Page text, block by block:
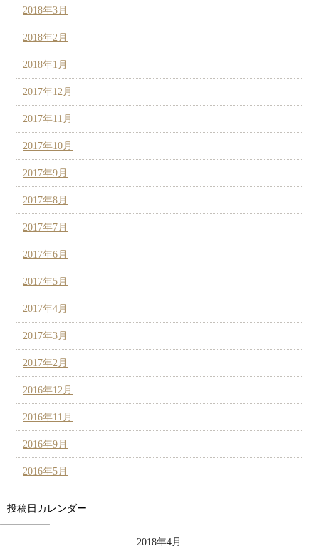
2018年3月
2018年2月
2018年1月
2017年12月
2017年11月
2017年10月
2017年9月
2017年8月
2017年7月
2017年6月
2017年5月
2017年4月
2017年3月
2017年2月
2016年12月
2016年11月
2016年9月
2016年5月
投稿日カレンダー
2018年4月